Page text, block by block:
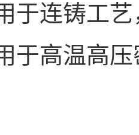
于连铸工
于高温高